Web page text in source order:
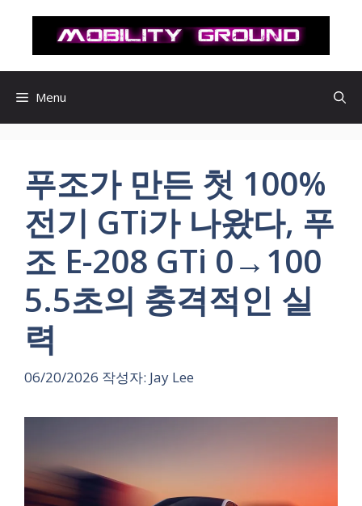
로
Menu
푸조가 만든 첫 100%
전기 GTi가 나왔다, 푸
조 E-208 GTi 0→100
5.5초의 충격적인 실
력
06/20/2026 작성자: Jay Lee